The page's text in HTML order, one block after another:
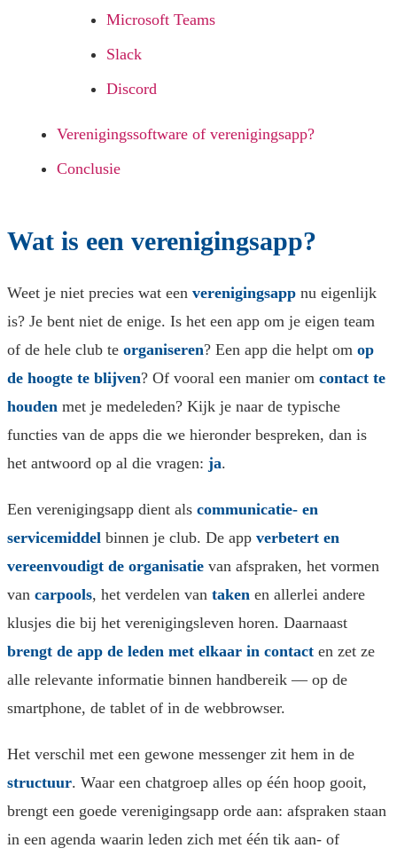
Microsoft Teams
Slack
Discord
Verenigingssoftware of verenigingsapp?
Conclusie
Wat is een verenigingsapp?
Weet je niet precies wat een verenigingsapp nu eigenlijk
is? Je bent niet de enige. Is het een app om je eigen team
of de hele club te organiseren? Een app die helpt om op
de hoogte te blijven? Of vooral een manier om contact te
houden met je medeleden? Kijk je naar de typische
functies van de apps die we hieronder bespreken, dan is
het antwoord op al die vragen: ja.
Een verenigingsapp dient als communicatie- en
servicemiddel binnen je club. De app verbetert en
vereenvoudigt de organisatie van afspraken, het vormen
van carpools, het verdelen van taken en allerlei andere
klusjes die bij het verenigingsleven horen. Daarnaast
brengt de app de leden met elkaar in contact en zet ze
alle relevante informatie binnen handbereik — op de
smartphone, de tablet of in de webbrowser.
Het verschil met een gewone messenger zit hem in de
structuur. Waar een chatgroep alles op één hoop gooit,
brengt een goede verenigingsapp orde aan: afspraken staan
in een agenda waarin leden zich met één tik aan- of